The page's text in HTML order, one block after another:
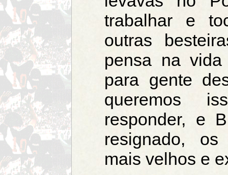
trabalhar e
outras
pensa na
para gente
queremos
responder, e
resignado,
mais velhos e